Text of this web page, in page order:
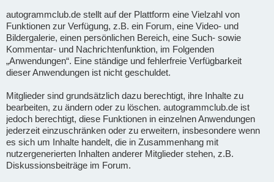
autogrammclub.de stellt auf der Plattform eine Vielzahl von
Funktionen zur Verfügung, z.B. ein Forum, eine Video- und
Bildergalerie, einen persönlichen Bereich, eine Such- sowie
Kommentar- und Nachrichtenfunktion, im Folgenden
„Anwendungen“. Eine ständige und fehlerfreie Verfügbarkeit
dieser Anwendungen ist nicht geschuldet.
Mitglieder sind grundsätzlich dazu berechtigt, ihre Inhalte zu
bearbeiten, zu ändern oder zu löschen. autogrammclub.de ist
jedoch berechtigt, diese Funktionen in einzelnen Anwendungen
jederzeit einzuschränken oder zu erweitern, insbesondere wenn
es sich um Inhalte handelt, die in Zusammenhang mit
nutzergenerierten Inhalten anderer Mitglieder stehen, z.B.
Diskussionsbeiträge im Forum.